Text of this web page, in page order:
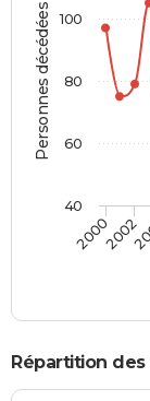
Personnes décédées
20002002
40
60
80
100
Répartition